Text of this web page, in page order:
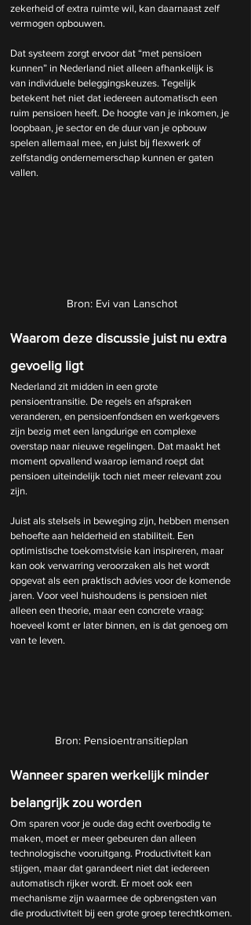
zekerheid of extra ruimte wil, kan daarnaast zelf
vermogen opbouwen.
Dat systeem zorgt ervoor dat “met pensioen
kunnen” in Nederland niet alleen afhankelijk is
van individuele beleggingskeuzes. Tegelijk
betekent het niet dat iedereen automatisch een
ruim pensioen heeft. De hoogte van je inkomen, je
loopbaan, je sector en de duur van je opbouw
spelen allemaal mee, en juist bij flexwerk of
zelfstandig ondernemerschap kunnen er gaten
vallen.
Bron: Evi van Lanschot
Waarom deze discussie juist nu extra
gevoelig ligt
Nederland zit midden in een grote
pensioentransitie. De regels en afspraken
veranderen, en pensioenfondsen en werkgevers
zijn bezig met een langdurige en complexe
overstap naar nieuwe regelingen. Dat maakt het
moment opvallend waarop iemand roept dat
pensioen uiteindelijk toch niet meer relevant zou
zijn.
Juist als stelsels in beweging zijn, hebben mensen
behoefte aan helderheid en stabiliteit. Een
optimistische toekomstvisie kan inspireren, maar
kan ook verwarring veroorzaken als het wordt
opgevat als een praktisch advies voor de komende
jaren. Voor veel huishoudens is pensioen niet
alleen een theorie, maar een concrete vraag:
hoeveel komt er later binnen, en is dat genoeg om
van te leven.
Bron: Pensioentransitieplan
Wanneer sparen werkelijk minder
belangrijk zou worden
Om sparen voor je oude dag echt overbodig te
maken, moet er meer gebeuren dan alleen
technologische vooruitgang. Productiviteit kan
stijgen, maar dat garandeert niet dat iedereen
automatisch rijker wordt. Er moet ook een
mechanisme zijn waarmee de opbrengsten van
die productiviteit bij een grote groep terechtkomen.